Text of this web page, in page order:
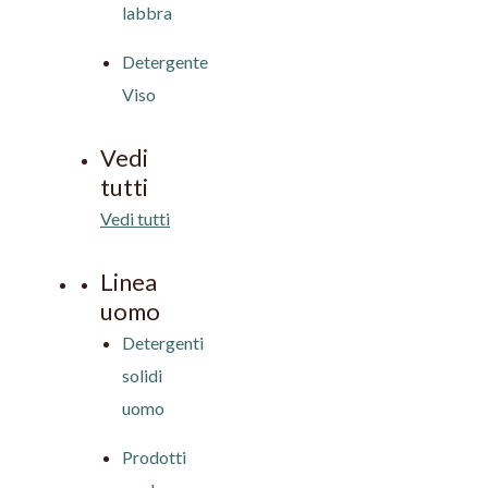
labbra
Detergente
Viso
Vedi
tutti
Vedi tutti
Linea
uomo
Detergenti
solidi
uomo
Prodotti